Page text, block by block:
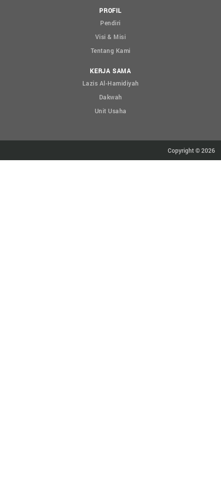
PROFIL
Pendiri
Visi & Misi
Tentang Kami
KERJA SAMA
Lazis Al-Hamidiyah
Dakwah
Unit Usaha
Copyright © 2026